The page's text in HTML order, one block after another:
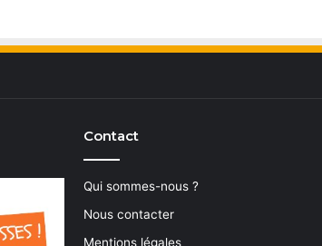
Contact
Qui sommes-nous ?
Nous contacter
Mentions légales